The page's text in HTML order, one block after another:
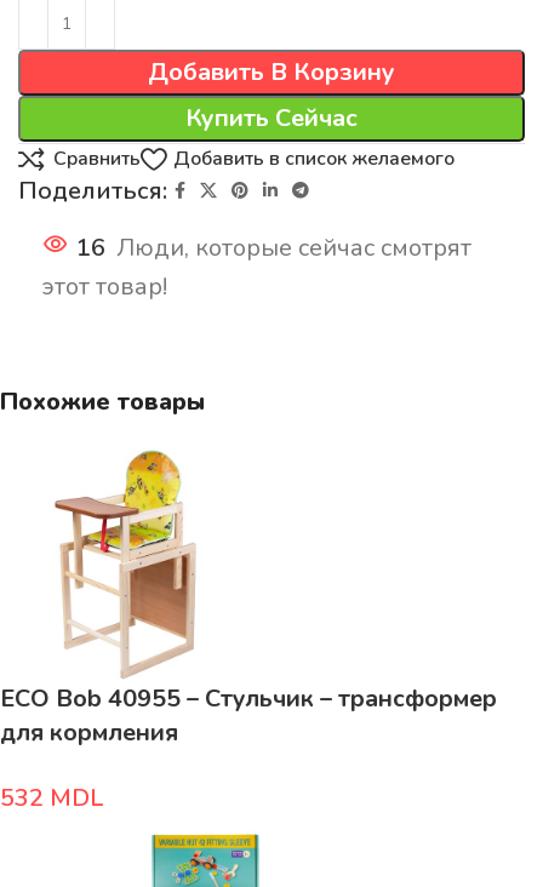
Добавить В Корзину
Купить Сейчас
Сравнить Добавить в список желаемого
Поделиться:
16 Люди, которые сейчас смотрят
этот товар!
Похожие товары
ECO Bob 40955 – Стульчик – трансформер
для кормления
532 MDL